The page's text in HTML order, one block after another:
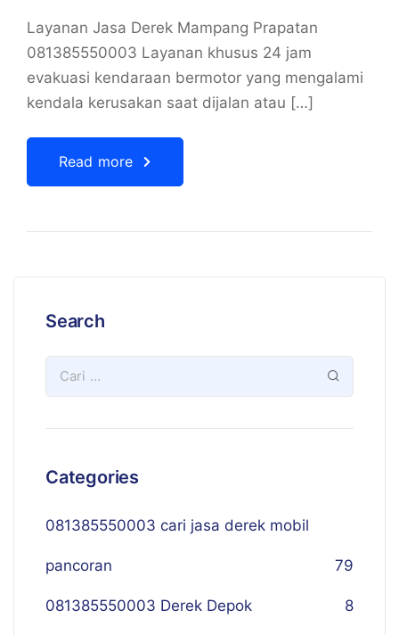
Layanan Jasa Derek Mampang Prapatan
081385550003 Layanan khusus 24 jam
evakuasi kendaraan bermotor yang mengalami
kendala kerusakan saat dijalan atau […]
Read more
Search
Categories
081385550003 cari jasa derek mobil
pancoran 79
081385550003 Derek Depok 8